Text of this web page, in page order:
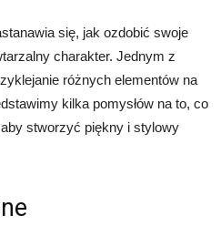
się, jak ozdobić swoje
charakter. Jednym z
różnych elementów na
kilka pomysłów na to, co
stworzyć piękny i stylowy